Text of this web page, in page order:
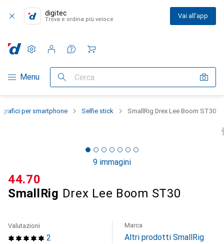
digitec
Trova e ordina più veloce Vai all'app
Categoria Navigazione
Menu Cerca
Impostazioni
Conto cliente
Liste di confronto
Liste dei desideri
Carrello
per smartphone Selfie stick SmallRig Drex Lee Boom ST30
9 immagini
SmallRig Drex Lee Boom ST30
CHF
44.70
2
Valutazioni Marca
Altri prodotti SmallRig